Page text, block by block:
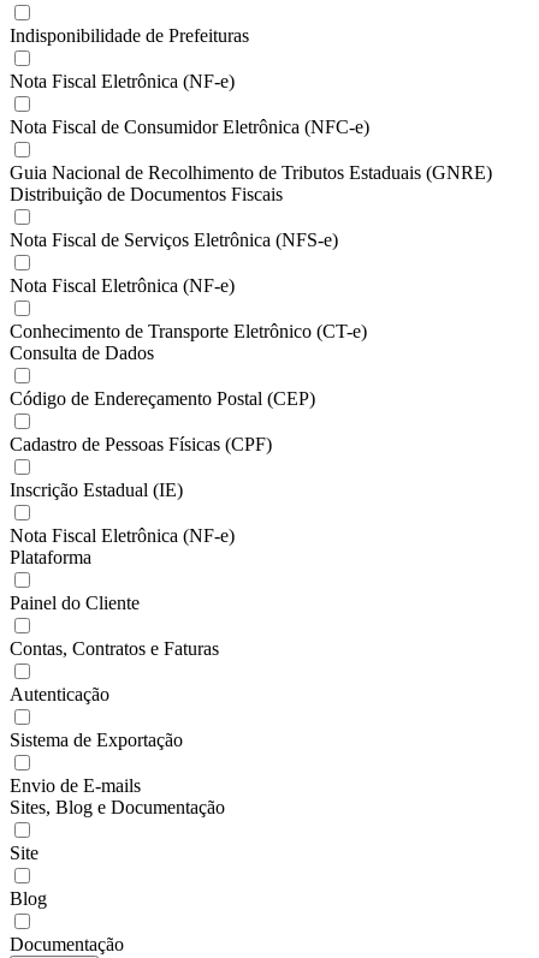
Indisponibilidade de Prefeituras
Nota Fiscal Eletrônica (NF-e)
Nota Fiscal de Consumidor Eletrônica (NFC-e)
Guia Nacional de Recolhimento de Tributos Estaduais (GNRE)
Distribuição de Documentos Fiscais
Nota Fiscal de Serviços Eletrônica (NFS-e)
Nota Fiscal Eletrônica (NF-e)
Conhecimento de Transporte Eletrônico (CT-e)
Consulta de Dados
Código de Endereçamento Postal (CEP)
Cadastro de Pessoas Físicas (CPF)
Inscrição Estadual (IE)
Nota Fiscal Eletrônica (NF-e)
Plataforma
Painel do Cliente
Contas, Contratos e Faturas
Autenticação
Sistema de Exportação
Envio de E-mails
Sites, Blog e Documentação
Site
Blog
Documentação